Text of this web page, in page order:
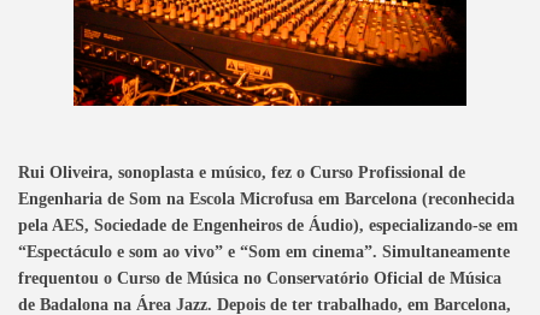
Rui Oliveira, sonoplasta e músico, fez o Curso Profissional de
Engenharia de Som na Escola Microfusa em Barcelona (reconhecida
pela AES, Sociedade de Engenheiros de Áudio), especializando-se em
“Espectáculo e som ao vivo” e “Som em cinema”. Simultaneamente
frequentou o Curso de Música no Conservatório Oficial de Música
de Badalona na Área Jazz. Depois de ter trabalhado, em Barcelona,